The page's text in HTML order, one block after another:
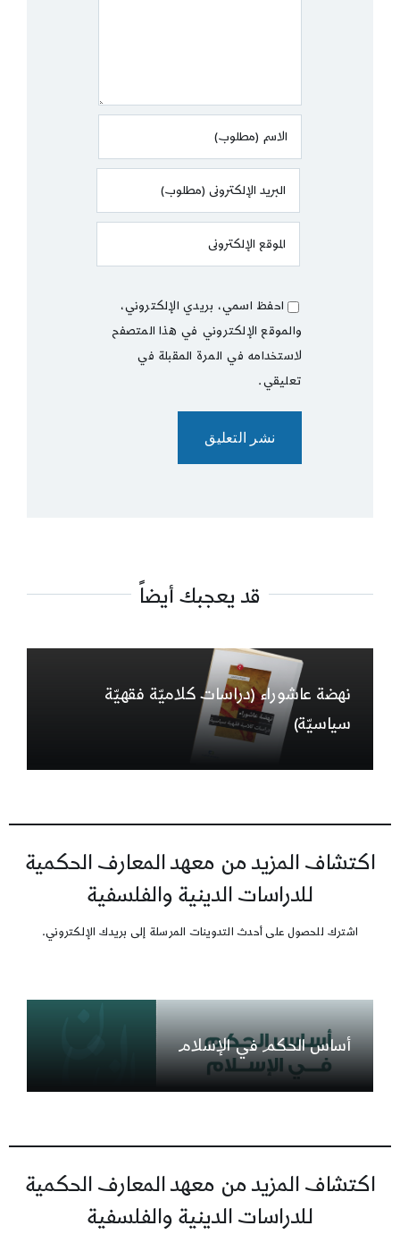
احفظ اسمي، بريدي الإلكتروني،
والموقع الإلكتروني في هذا المتصفح
لاستخدامه في المرة المقبلة في
تعليقي.
قد يعجبك أيضاً
نهضة عاشوراء (دراسات كلاميّة فقهيّة
سياسيّة)
اكتشاف المزيد من معهد المعارف الحكمية
للدراسات الدينية والفلسفية
اشترك للحصول على أحدث التدوينات المرسلة إلى بريدك الإلكتروني.
أساس الحكم في الإسلام
اكتشاف المزيد من معهد المعارف الحكمية
للدراسات الدينية والفلسفية